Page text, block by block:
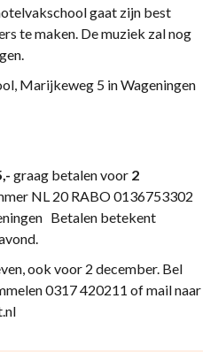
gaat zijn best
te maken. De muziek zal nog
Marijkeweg 5 in Wageningen
graag betalen voor 2
NL 20 RABO 0136753302
Betalen betekent
ook voor 2 december. Bel
0317 420211 of mail naar